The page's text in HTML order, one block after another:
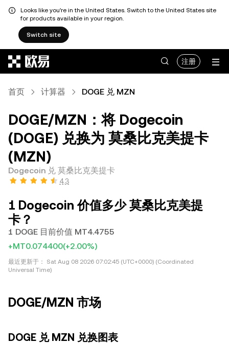
Looks like you're in the United States. Switch to the United States site
for products available in your region.
Switch site
注册
首页 计算器 DOGE 兑 MZN
DOGE/MZN：将 Dogecoin
(DOGE) 兑换为 莫桑比克美提卡
(MZN)
Dogecoin 兑 莫桑比克美提卡
4.3
1 Dogecoin 价值多少 莫桑比克美提
卡？
1 DOGE 目前价值 MT4.4755
+MT0.074400(+2.00%)
最近更新于：
Sat Aug 08 2026 07:02:45 (UTC+0000) (Coordinated
Universal Time)
DOGE/MZN 市场
DOGE 兑 MZN 兑换图表